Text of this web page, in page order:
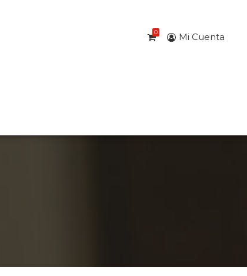
0 Mi Cuenta